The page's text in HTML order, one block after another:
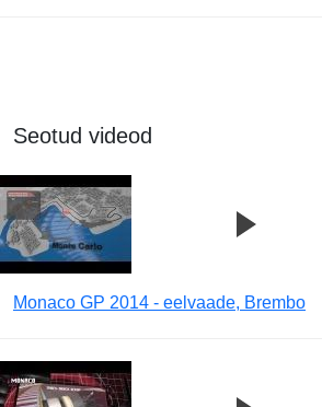
Seotud videod
Monaco GP 2014 - eelvaade, Brembo